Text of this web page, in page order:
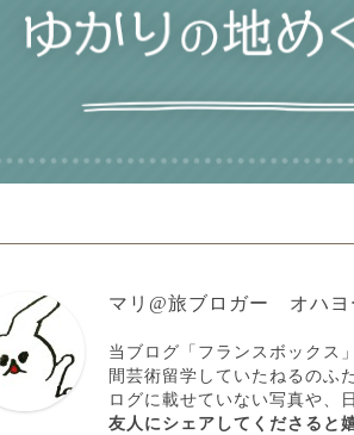
マリ@旅ブロガー オハヨ
当ブログ「フランスボックス
間芸術留学していたねるのふ
ログに載せていない写真や、
友人にシェアしてくださると